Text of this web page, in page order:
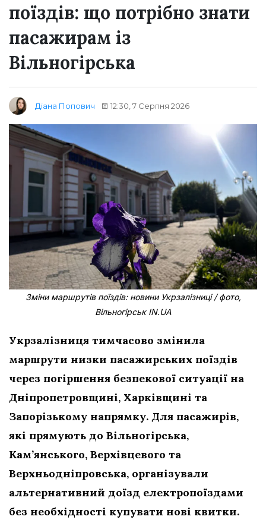
поїздів: що потрібно знати
пасажирам із
Вільногірська
Діана Попович 12:30, 7 Серпня 2026
Зміни маршрутів поїздів: новини Укрзалізниці / фото,
Вільногірськ IN.UA
Укрзалізниця тимчасово змінила
маршрути низки пасажирських поїздів
через погіршення безпекової ситуації на
Дніпропетровщині, Харківщині та
Запорізькому напрямку. Для пасажирів,
які прямують до Вільногірська,
Кам’янського, Верхівцевого та
Верхньодніпровська, організували
альтернативний доїзд електропоїздами
без необхідності купувати нові квитки.